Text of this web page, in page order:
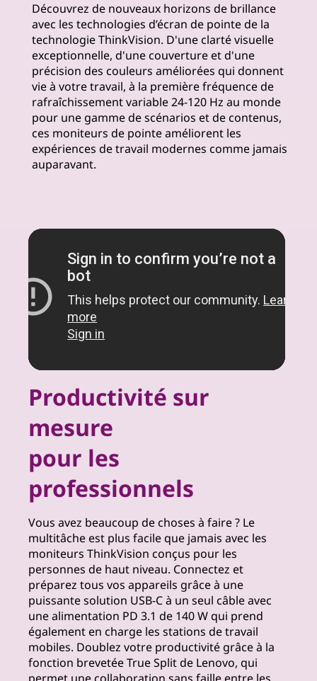
Découvrez de nouveaux horizons de brillance
avec les technologies d’écran de pointe de la
technologie ThinkVision. D'une clarté visuelle
exceptionnelle, d'une couverture et d'une
précision des couleurs améliorées qui donnent
vie à votre travail, à la première fréquence de
rafraîchissement variable 24-120 Hz au monde
pour une gamme de scénarios et de contenus,
ces moniteurs de pointe améliorent les
expériences de travail modernes comme jamais
auparavant.
Productivité sur
mesure
pour les
professionnels
Vous avez beaucoup de choses à faire ? Le
multitâche est plus facile que jamais avec les
moniteurs ThinkVision conçus pour les
personnes de haut niveau. Connectez et
préparez tous vos appareils grâce à une
puissante solution USB-C à un seul câble avec
une alimentation PD 3.1 de 140 W qui prend
également en charge les stations de travail
mobiles. Doublez votre productivité grâce à la
fonction brevetée True Split de Lenovo, qui